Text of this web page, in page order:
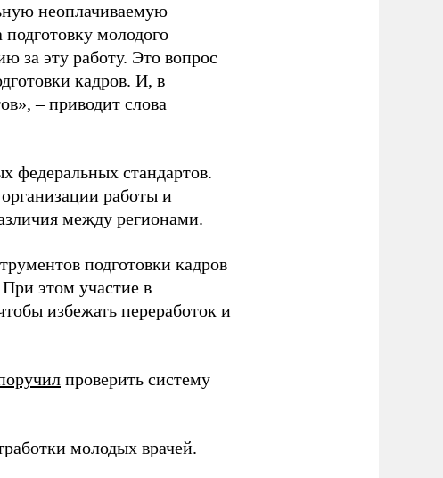
неоплачиваемую
подготовку молодого
за эту работу. Это вопрос
кадров. И, в
– приводит слова
федеральных стандартов.
работы и
между регионами.
подготовки кадров
этом участие в
избежать переработок и
проверить систему
молодых врачей.